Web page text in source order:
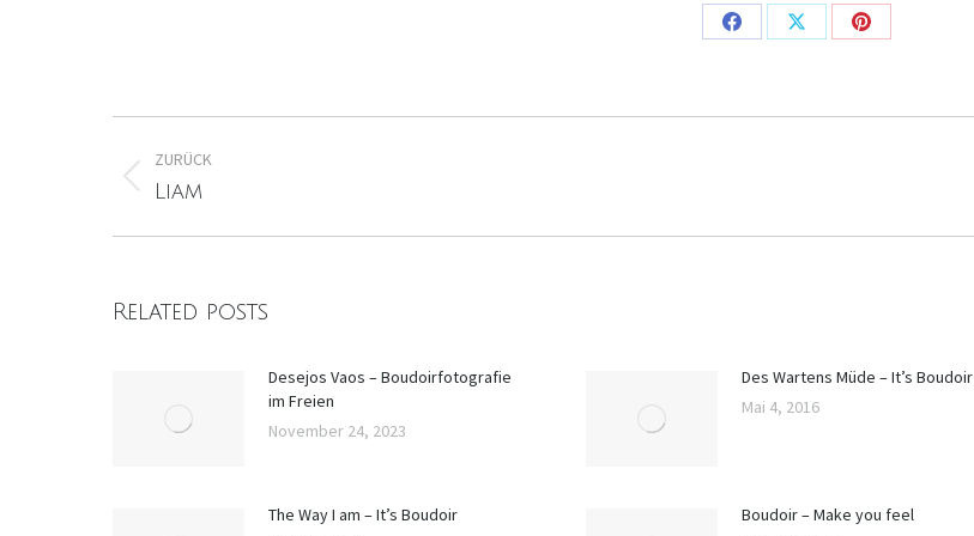
Share
Share
Share
Kommentarnavigation
ZURÜCK
Vorheriger
Liam
Related posts
Desejos Vaos – Boudoirfotografie
im Freien
November 24, 2023
Des Wartens Müde – It’s Boudoir
Mai 4, 2016
The Way I am – It’s Boudoir
Boudoir – Make you feel